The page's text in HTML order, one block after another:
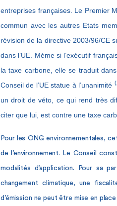
entreprises françaises. Le Premier
commun avec les autres Etats
révision de la directive 2003/96/CE
dans l’UE. Méme si l’exécutif
la taxe carbone, elle se traduit
Conseil de l’UE statue à l’unanimité
un droit de véto, ce qui rend très
citer que lui, est contre une taxe
Pour les ONG environnementales,
de l’environnement. Le Conseil
modalités d’application. Pour sa
changement climatique, une
d’émission ne peut être mise en place